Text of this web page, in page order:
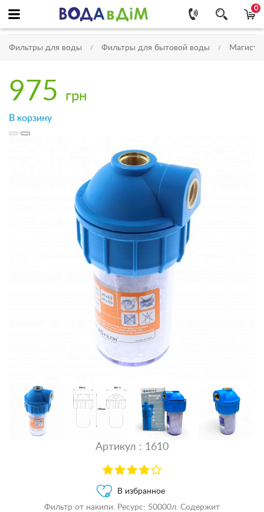
0
Фильтры для воды Фильтры для бытовой воды
975 грн
В корзину
Артикул : 1610
В избранное
Фильтр от накипи. Ресурс: 50000л. Содержит